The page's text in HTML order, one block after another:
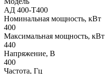
АД 400-Т400
Номинальная мощность, кВт
400
Максимальная мощность, кВт
440
Напряжение, В
400
Частота, Гц